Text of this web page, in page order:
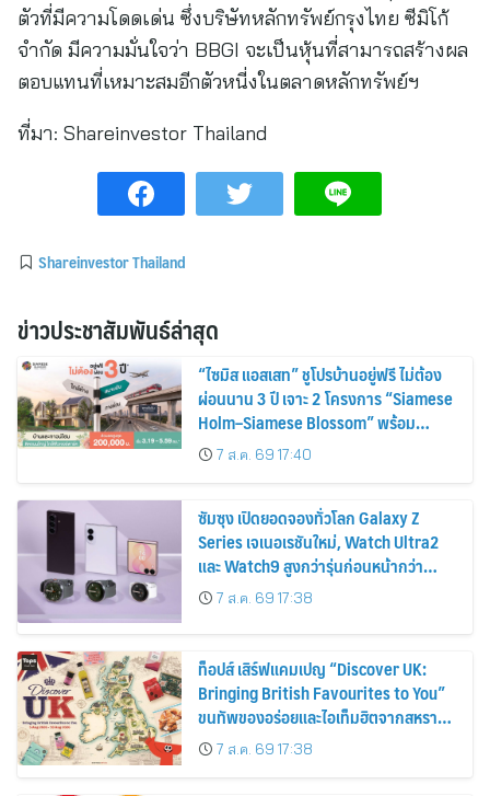
ตัวที่มีความโดดเด่น ซึ่งบริษัทหลักทรัพย์กรุงไทย ซีมิโก้
จำกัด มีความมั่นใจว่า BBGI จะเป็นหุ้นที่สามารถสร้างผล
ตอบแทนที่เหมาะสมอีกตัวหนี่งในตลาดหลักทรัพย์ฯ
ที่มา: Shareinvestor Thailand
Shareinvestor Thailand
ข่าวประชาสัมพันธ์ล่าสุด
“ไซมิส แอสเสท” ชูโปรบ้านอยู่ฟรี ไม่ต้อง
ผ่อนนาน 3 ปี เจาะ 2 โครงการ “Siamese
Holm–Siamese Blossom” พร้อม
ส่วนลดและสิทธิพิเศษถึง 31 สิงหาคม
2569
7 ส.ค. 69 17:40
ซัมซุง เปิดยอดจองทั่วโลก Galaxy Z
Series เจเนอเรชันใหม่, Watch Ultra2
และ Watch9 สูงกว่ารุ่นก่อนหน้ากว่า
30%7 ส.ค. 69 17:38
ท็อปส์ เสิร์ฟแคมเปญ “Discover UK:
Bringing British Favourites to You”
ขนทัพของอร่อยและไอเท็มฮิตจากสหราช
อาณาจักร ส่งตรงถึงมือตั้งแต่วันนี้ – 18
สิงหาคมนี้
7 ส.ค. 69 17:38